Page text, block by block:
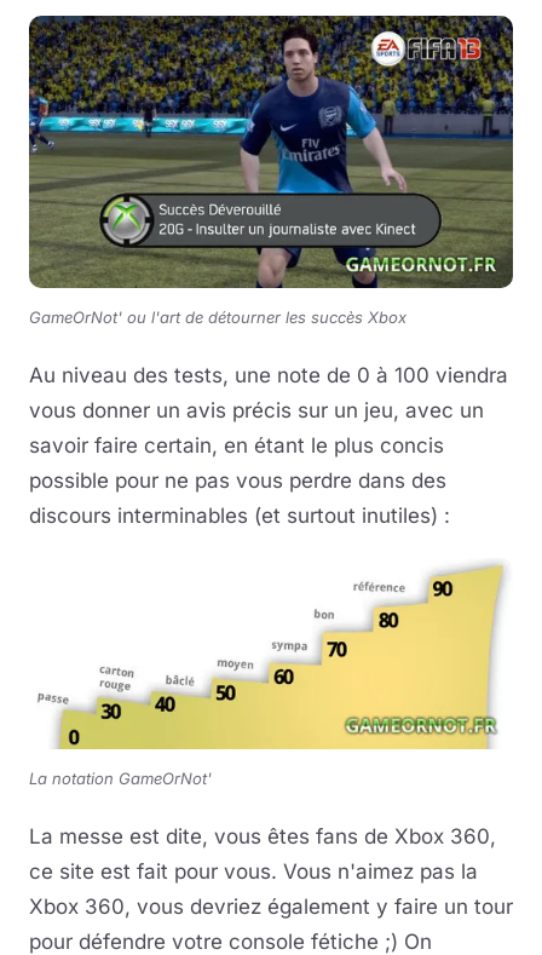
GameOrNot' ou l'art de détourner les succès Xbox
Au niveau des tests, une note de 0 à 100 viendra
vous donner un avis précis sur un jeu, avec un
savoir faire certain, en étant le plus concis
possible pour ne pas vous perdre dans des
discours interminables (et surtout inutiles) :
La notation GameOrNot'
La messe est dite, vous êtes fans de Xbox 360,
ce site est fait pour vous. Vous n'aimez pas la
Xbox 360, vous devriez également y faire un tour
pour défendre votre console fétiche ;) On